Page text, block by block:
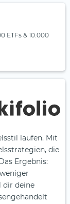
ETFs & 10.000
laufen. Mit
die
Ergebnis:
dir deine